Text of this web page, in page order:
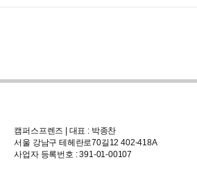
캠퍼스프렌즈 | 대표 : 박종찬
서울 강남구 테헤란로70길12 402-418A
사업자 등록번호 : 391-01-00107